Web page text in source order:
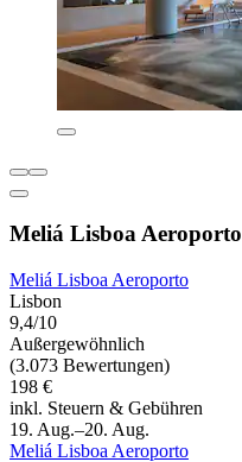
Meliá Lisboa Aeroporto
Meliá Lisboa Aeroporto
Lisbon
9,4/10
Außergewöhnlich
(3.073 Bewertungen)
198 €
inkl. Steuern & Gebühren
19. Aug.–20. Aug.
Meliá Lisboa Aeroporto